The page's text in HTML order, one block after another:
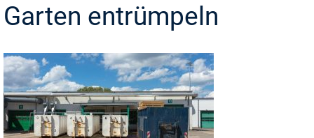
Garten entrümpeln